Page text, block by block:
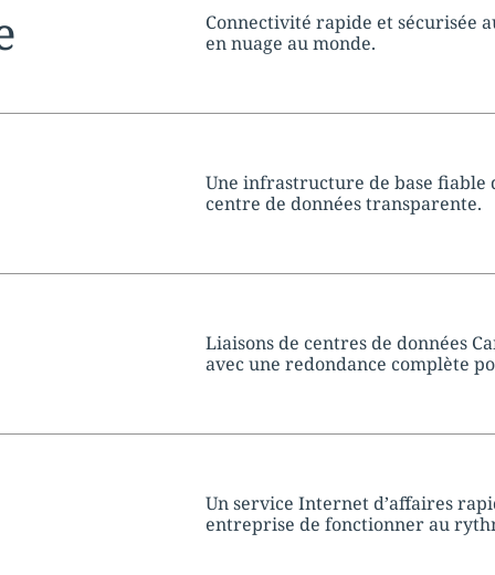
Connectivité rapide et sécurisée
en nuage au monde.
Une infrastructure de base fiable
centre de données transparente.
Liaisons de centres de données
avec une redondance complète
Un service Internet d’affaires
entreprise de fonctionner au